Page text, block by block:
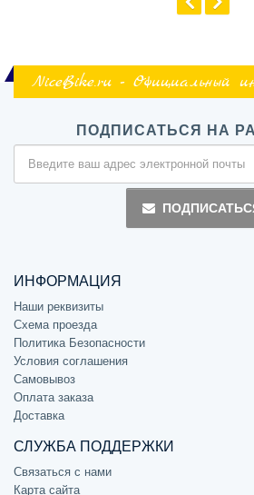
NiceBike.ru - Официальный
ПОДПИСАТЬСЯ НА
ИНФОРМАЦИЯ
Наши реквизиты
Схема проезда
Политика Безопасности
Условия соглашения
Самовывоз
Оплата заказа
Доставка
СЛУЖБА ПОДДЕРЖКИ
Связаться с нами
Карта сайта